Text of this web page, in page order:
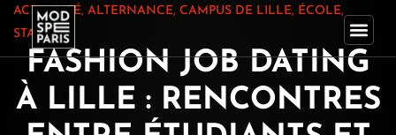
Aller
au
contenu
ACTUALITÉ, ALTERNANCE, CAMPUS DE LILLE, ÉCOLE,
STAGE
FASHION JOB DATING
À LILLE : RENCONTRES